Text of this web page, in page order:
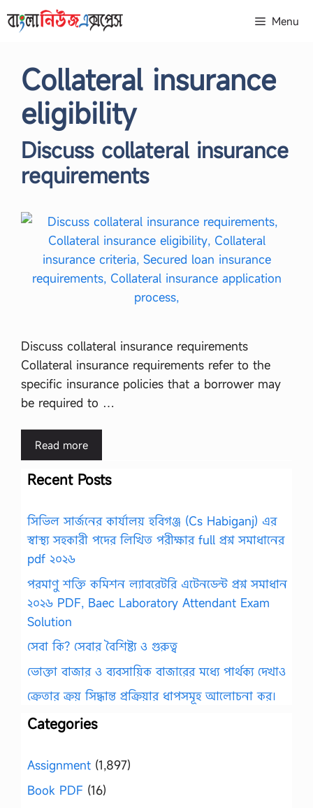
to
Menu
Collateral insurance
eligibility
Discuss collateral insurance
requirements
Discuss collateral insurance requirements
Collateral insurance requirements refer to the
specific insurance policies that a borrower may
be required to …
Read more
Recent Posts
সিভিল সার্জনের কার্যালয় হবিগঞ্জ (Cs Habiganj) এর
স্বাস্থ্য সহকারী পদের লিখিত পরীক্ষার full প্রশ্ন সমাধানের
pdf ২০২৬
পরমাণু শক্তি কমিশন ল্যাবরেটরি এটেনডেন্ট প্রশ্ন সমাধান
২০২৬ PDF, Baec Laboratory Attendant Exam
Solution
সেবা কি? সেবার বৈশিষ্ট্য ও গুরুত্ব
ভোক্তা বাজার ও ব্যবসায়িক বাজারের মধ্যে পার্থক্য দেখাও
ক্রেতার ক্রয় সিদ্ধান্ত প্রক্রিয়ার ধাপসমূহ আলোচনা কর।
Categories
Assignment (1,897)
Book PDF (16)